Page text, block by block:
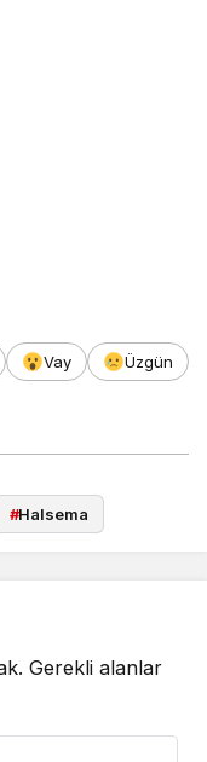
Vay
Üzgün
#Halsema
Gerekli alanlar